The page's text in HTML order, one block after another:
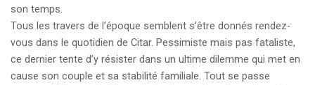
son temps.
Tous les travers de l’époque semblent s’être donnés rendez-
vous dans le quotidien de Citar. Pessimiste mais pas fataliste,
ce dernier tente d’y résister dans un ultime dilemme qui met en
cause son couple et sa stabilité familiale. Tout se passe